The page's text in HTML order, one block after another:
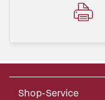
Shop-Service